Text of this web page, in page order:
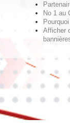
No 1 au
Afficher